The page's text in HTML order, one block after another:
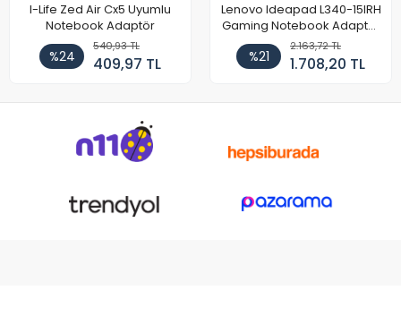
I-Life Zed Air Cx5 Uyumlu
Notebook Adaptör
%24
540,93 TL
409,97 TL
Lenovo Ideapad L340-15IRH
Gaming Notebook Adaptör
Cihazı Şarj Aleti (150W)
%21
2.163,72 TL
1.708,20 TL